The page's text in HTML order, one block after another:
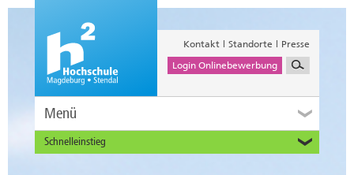
Kontakt Standorte
Presse
Login Onlinebewerbung
Menü
Schnelleinstieg